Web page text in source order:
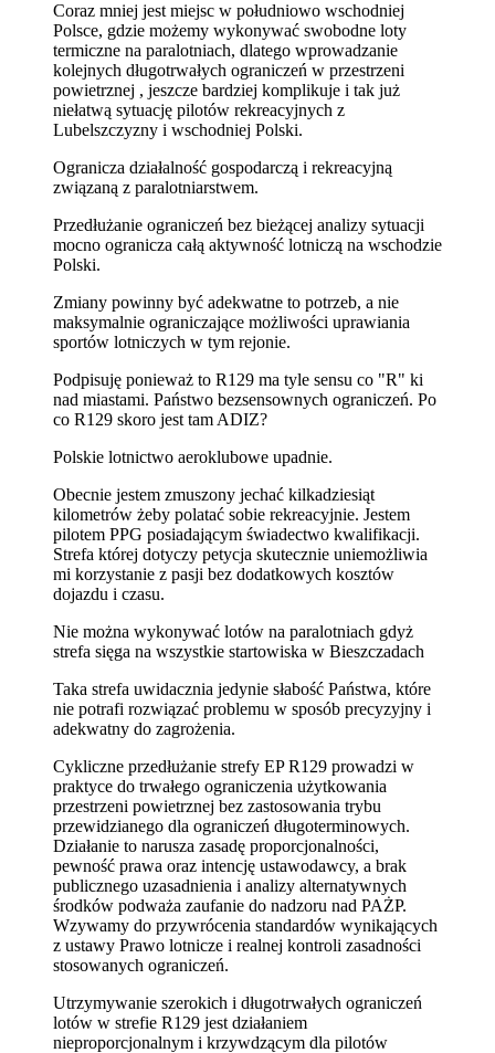
Coraz mniej jest miejsc w południowo wschodniej
Polsce, gdzie możemy wykonywać swobodne loty
termiczne na paralotniach, dlatego wprowadzanie
kolejnych długotrwałych ograniczeń w przestrzeni
powietrznej , jeszcze bardziej komplikuje i tak już
niełatwą sytuację pilotów rekreacyjnych z
Lubelszczyzny i wschodniej Polski.
Ogranicza działalność gospodarczą i rekreacyjną
związaną z paralotniarstwem.
Przedłużanie ograniczeń bez bieżącej analizy sytuacji
mocno ogranicza całą aktywność lotniczą na wschodzie
Polski.
Zmiany powinny być adekwatne to potrzeb, a nie
maksymalnie ograniczające możliwości uprawiania
sportów lotniczych w tym rejonie.
Podpisuję ponieważ to R129 ma tyle sensu co "R" ki
nad miastami. Państwo bezsensownych ograniczeń. Po
co R129 skoro jest tam ADIZ?
Polskie lotnictwo aeroklubowe upadnie.
Obecnie jestem zmuszony jechać kilkadziesiąt
kilometrów żeby polatać sobie rekreacyjnie. Jestem
pilotem PPG posiadającym świadectwo kwalifikacji.
Strefa której dotyczy petycja skutecznie uniemożliwia
mi korzystanie z pasji bez dodatkowych kosztów
dojazdu i czasu.
Nie można wykonywać lotów na paralotniach gdyż
strefa sięga na wszystkie startowiska w Bieszczadach
Taka strefa uwidacznia jedynie słabość Państwa, które
nie potrafi rozwiązać problemu w sposób precyzyjny i
adekwatny do zagrożenia.
Cykliczne przedłużanie strefy EP R129 prowadzi w
praktyce do trwałego ograniczenia użytkowania
przestrzeni powietrznej bez zastosowania trybu
przewidzianego dla ograniczeń długoterminowych.
Działanie to narusza zasadę proporcjonalności,
pewność prawa oraz intencję ustawodawcy, a brak
publicznego uzasadnienia i analizy alternatywnych
środków podważa zaufanie do nadzoru nad PAŻP.
Wzywamy do przywrócenia standardów wynikających
z ustawy Prawo lotnicze i realnej kontroli zasadności
stosowanych ograniczeń.
Utrzymywanie szerokich i długotrwałych ograniczeń
lotów w strefie R129 jest działaniem
nieproporcjonalnym i krzywdzącym dla pilotów